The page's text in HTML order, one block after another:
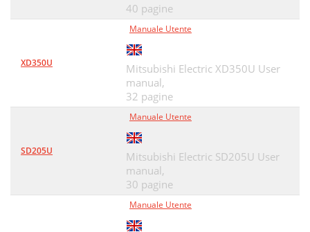
40 pagine
XD350U
Manuale Utente
Mitsubishi Electric XD350U User
manual,
32 pagine
SD205U
Manuale Utente
Mitsubishi Electric SD205U User
manual,
30 pagine
Manuale Utente